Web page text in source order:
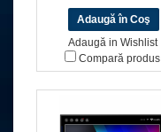
Adaugă in Wishlist
Compară produs